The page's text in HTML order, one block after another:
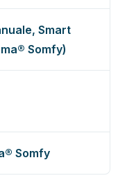
Smart
Somfy)
Somfy